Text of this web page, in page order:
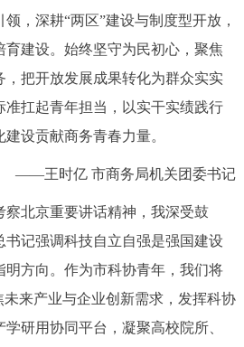
，深耕“两区”建设与制度型开放，
育建设。始终坚守为民初心，聚焦
，把开放发展成果转化为群众实实
准扛起青年担当，以实干实绩践行
设贡献商务青春力量。
——王时亿 市商务局机关团委书记
北京重要讲话精神，我深受鼓
记强调科技自立自强是强国建设
明方向。作为市科协青年，我们将
未来产业与企业创新需求，发挥科协
研用协同平台，凝聚高校院所、